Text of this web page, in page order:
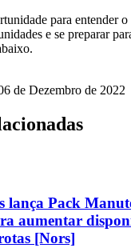
para entender o
e se preparar
de Dezembro de 2022
lança Pack
aumentar
[Nors]